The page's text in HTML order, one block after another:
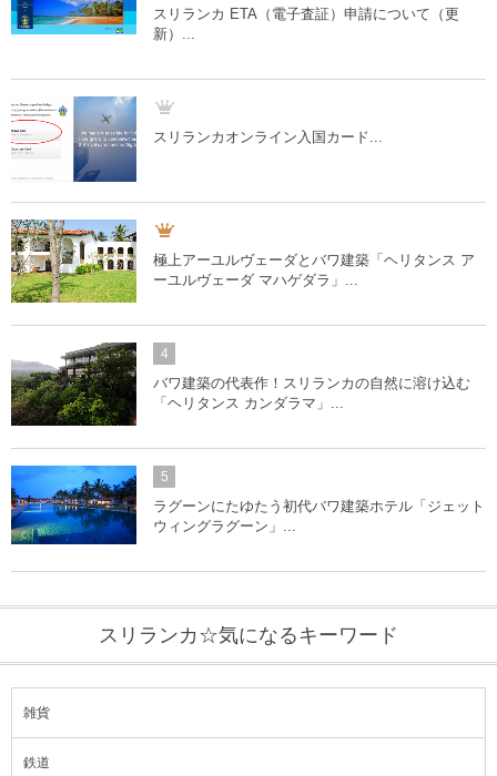
スリランカ ETA（電子査証）申請について（更
新）...
スリランカオンライン入国カード...
極上アーユルヴェーダとバワ建築「ヘリタンス ア
ーユルヴェーダ マハゲダラ」...
4
バワ建築の代表作！スリランカの自然に溶け込む
「ヘリタンス カンダラマ」...
5
ラグーンにたゆたう初代バワ建築ホテル「ジェット
ウィングラグーン」...
スリランカ☆気になるキーワード
雑貨
鉄道